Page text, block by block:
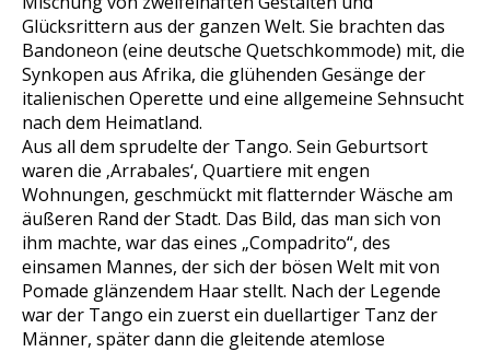
Glücksrittern aus der ganzen Welt. Sie brachten das
Bandoneon (eine deutsche Quetschkommode) mit, die
Synkopen aus Afrika, die glühenden Gesänge der
italienischen Operette und eine allgemeine Sehnsucht
nach dem Heimatland.
Aus all dem sprudelte der Tango. Sein Geburtsort
waren die ‚Arrabales‘, Quartiere mit engen
Wohnungen, geschmückt mit flatternder Wäsche am
äußeren Rand der Stadt. Das Bild, das man sich von
ihm machte, war das eines „Compadrito“, des
einsamen Mannes, der sich der bösen Welt mit von
Pomade glänzendem Haar stellt. Nach der Legende
war der Tango ein zuerst ein duellartiger Tanz der
Männer, später dann die gleitende atemlose